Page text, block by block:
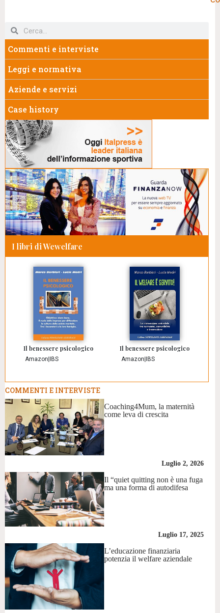
Commenti e interviste
Leggi e normativa
Aziende e servizi
Case history
I libri di Wewelfare
Il benessere psicologico
Amazon|IBS
Il benessere psicologico
Amazon|IBS
COMMENTI E INTERVISTE
Coaching4Mum, la maternità
come leva di crescita
Luglio 2, 2026
Il “quiet quitting non è una fuga
ma una forma di autodifesa
Luglio 17, 2025
L’educazione finanziaria
potenzia il welfare aziendale